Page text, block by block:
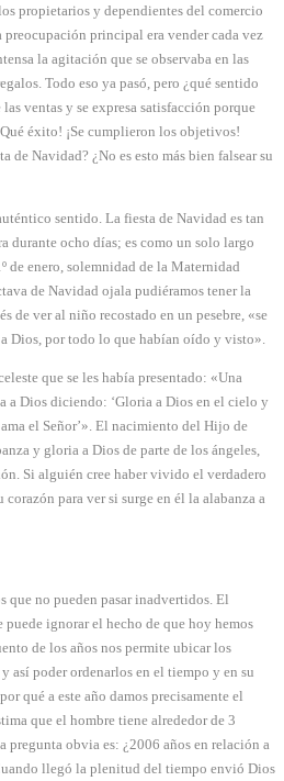
propietarios y dependientes del comercio
principal era vender cada vez
la agitación que se observaba en las
Todo eso ya pasó, pero ¿qué sentido
ventas y se expresa satisfacción porque
éxito! ¡Se cumplieron los objetivos!
de Navidad? ¿No es esto más bien falsear su
sentido. La fiesta de Navidad es tan
durante ocho días; es como un solo largo
de enero, solemnidad de la Maternidad
de Navidad ojala pudiéramos tener la
de ver al niño recostado en un pesebre, «se
Dios, por todo lo que habían oído y visto».
que se les había presentado: «Una
a Dios diciendo: ‘Gloria a Dios en el cielo y
el Señor’». El nacimiento del Hijo de
y gloria a Dios de parte de los ángeles,
Si alguién cree haber vivido el verdadero
para ver si surge en él la alabanza a
que no pueden pasar inadvertidos. El
ignorar el hecho de que hoy hemos
de los años nos permite ubicar los
así poder ordenarlos en el tiempo y en su
qué a este año damos precisamente el
que el hombre tiene alrededor de 3
pregunta obvia es: ¿2006 años en relación a
llegó la plenitud del tiempo envió Dios